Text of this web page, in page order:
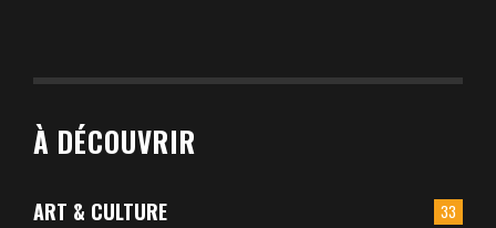
À DÉCOUVRIR
33
ART & CULTURE